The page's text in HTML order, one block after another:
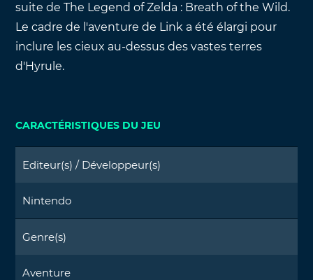
suite de The Legend of Zelda : Breath of the Wild.
Le cadre de l'aventure de Link a été élargi pour
inclure les cieux au-dessus des vastes terres
d'Hyrule.
CARACTÉRISTIQUES DU JEU
Editeur(s) / Développeur(s)
Nintendo
Genre(s)
Aventure